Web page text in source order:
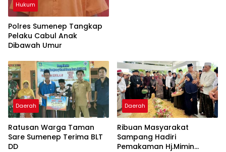
Hukum
Polres Sumenep Tangkap
Pelaku Cabul Anak
Dibawah Umur
Daerah
Ratusan Warga Taman
Sare Sumenep Terima BLT
DD
Daerah
Ribuan Masyarakat
Sampang Hadiri
Pemakaman Hj.Mimin